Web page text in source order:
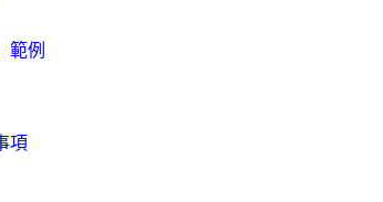
範例
項